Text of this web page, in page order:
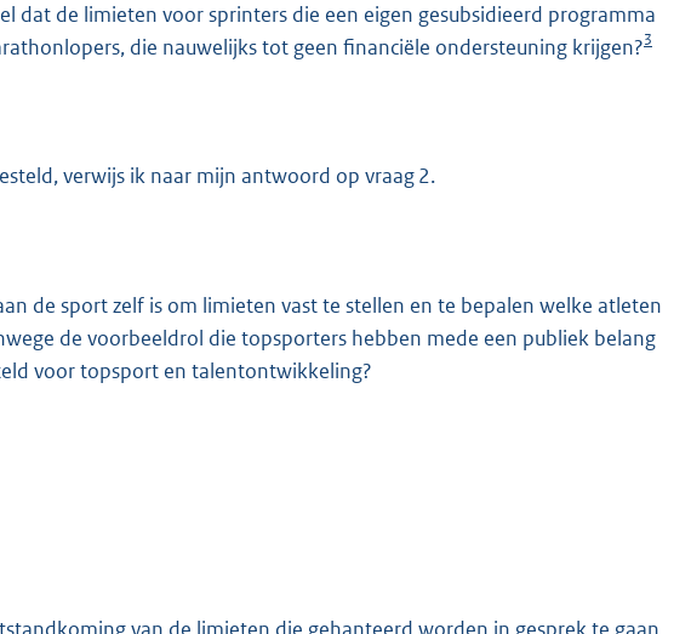
dat de limieten voor sprinters die een eigen gesubsidieerd programma
die nauwelijks tot geen financiële ondersteuning krijgen?3
verwijs ik naar mijn antwoord op vraag 2.
de sport zelf is om limieten vast te stellen en te bepalen welke atleten
de voorbeeldrol die topsporters hebben mede een publiek belang
voor topsport en talentontwikkeling?